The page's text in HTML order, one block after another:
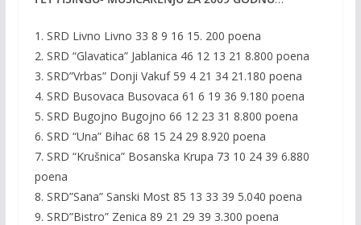
1. SRD Livno Livno 33 8 9 16 15. 200 poena
2. SRD “Glavatica” Jablanica 46 12 13 21 8.800 poena
3. SRD”Vrbas” Donji Vakuf 59 4 21 34 21.180 poena
4. SRD Busovaca Busovaca 61 6 19 36 9.180 poena
5. SRD Bugojno Bugojno 66 12 23 31 8.800 poena
6. SRD “Una” Bihac 68 15 24 29 8.920 poena
7. SRD “Krušnica” Bosanska Krupa 73 10 24 39 6.880
poena
8. SRD”Sana” Sanski Most 85 13 33 39 5.040 poena
9. SRD”Bistro” Zenica 89 21 29 39 3.300 poena